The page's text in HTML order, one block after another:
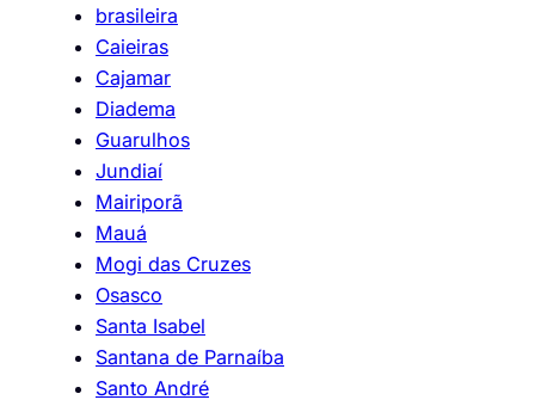
brasileira
Caieiras
Cajamar
Diadema
Guarulhos
Jundiaí
Mairiporã
Mauá
Mogi das Cruzes
Osasco
Santa Isabel
Santana de Parnaíba
Santo André